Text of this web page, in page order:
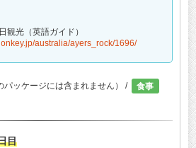
観光（英語ガイド）
australia/ayers_rock/1696/
パッケージには含まれません） /
食事
目